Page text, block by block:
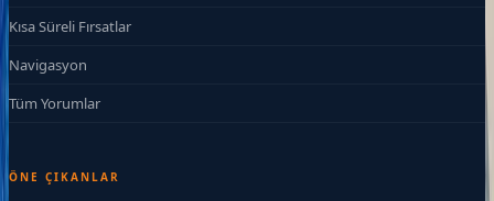
Kısa Süreli Fırsatlar
Navigasyon
Tüm Yorumlar
ÖNE ÇIKANLAR